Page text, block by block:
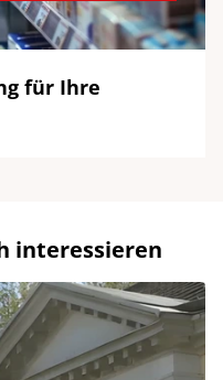
für Ihre
interessieren